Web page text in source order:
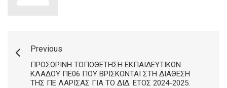
Previous
ΠΡΟΣΩΡΙΝΉ ΤΟΠΟΘΈΤΗΣΗ ΕΚΠΑΙΔΕΥΤΙΚΏΝ
ΚΛΆΔΟΥ ΠΕ06 ΠΟΥ ΒΡΊΣΚΟΝΤΑΙ ΣΤΗ ΔΙΆΘΕΣΗ
ΤΗΣ ΠΕ ΛΆΡΙΣΑΣ ΓΙΑ ΤΟ ΔΙΔ. ΈΤΟΣ 2024-2025.